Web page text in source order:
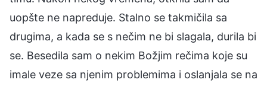
uopšte ne napreduje. Stalno se takmičila sa
drugima, a kada se s nečim ne bi slagala, durila bi
se. Besedila sam o nekim Božjim rečima koje su
imale veze sa njenim problemima i oslanjala se na